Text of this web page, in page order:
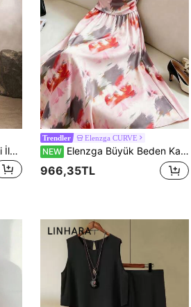
Slaydiva 2 Parça/Takım Yeni İlkbahar/Yaz Tatil Günlük Haki Balıksırtı Askılı Üst ve Geniş Paçalı Pantolon Cepli Takım, Dokulu Kumaş, Büyük Beden Kadın Takımı, İki Parça Kadın Takımı
Trendler Elenzga CURVE
NEW Elenzga Büyük Beden Kadınlar İçin Yağlı Boya Baskılı Elbise ve Balık Kuyruğu Etekten Oluşan 2 Parça Takım
966,35TL